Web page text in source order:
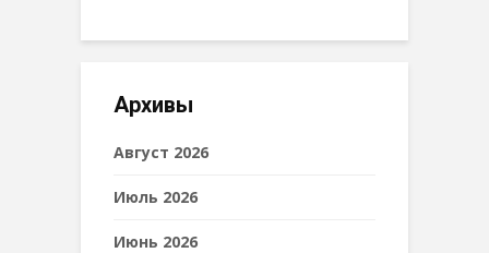
Архивы
Август 2026
Июль 2026
Июнь 2026